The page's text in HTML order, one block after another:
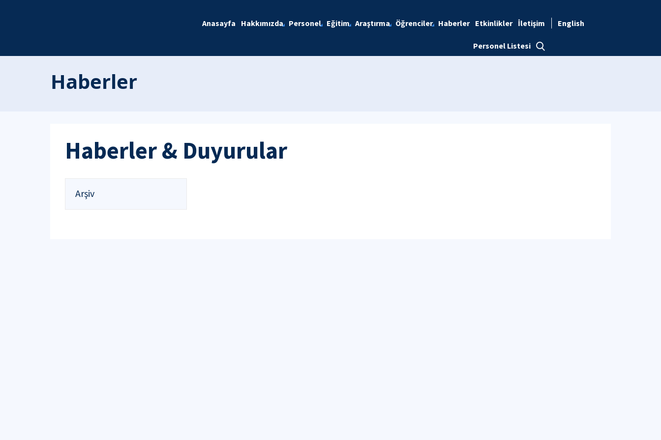
Anasayfa Hakkımızda Personel Eğitim Araştırma Öğrenciler Haberler Etkinlikler İletişim
Personel Listesi
English
Haberler
Haberler & Duyurular
Arşiv